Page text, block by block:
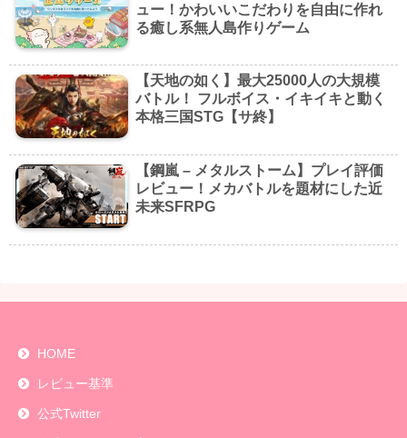
ュー！かわいいこだわりを自由に作れ
る癒し系無人島作りゲーム
【天地の如く】最大25000人の大規模
バトル！ フルボイス・イキイキと動く
本格三国STG【サ終】
【鋼嵐 – メタルストーム】プレイ評価
レビュー！メカバトルを題材にした近
未来SFRPG
HOME
レビュー基準
公式Twitter